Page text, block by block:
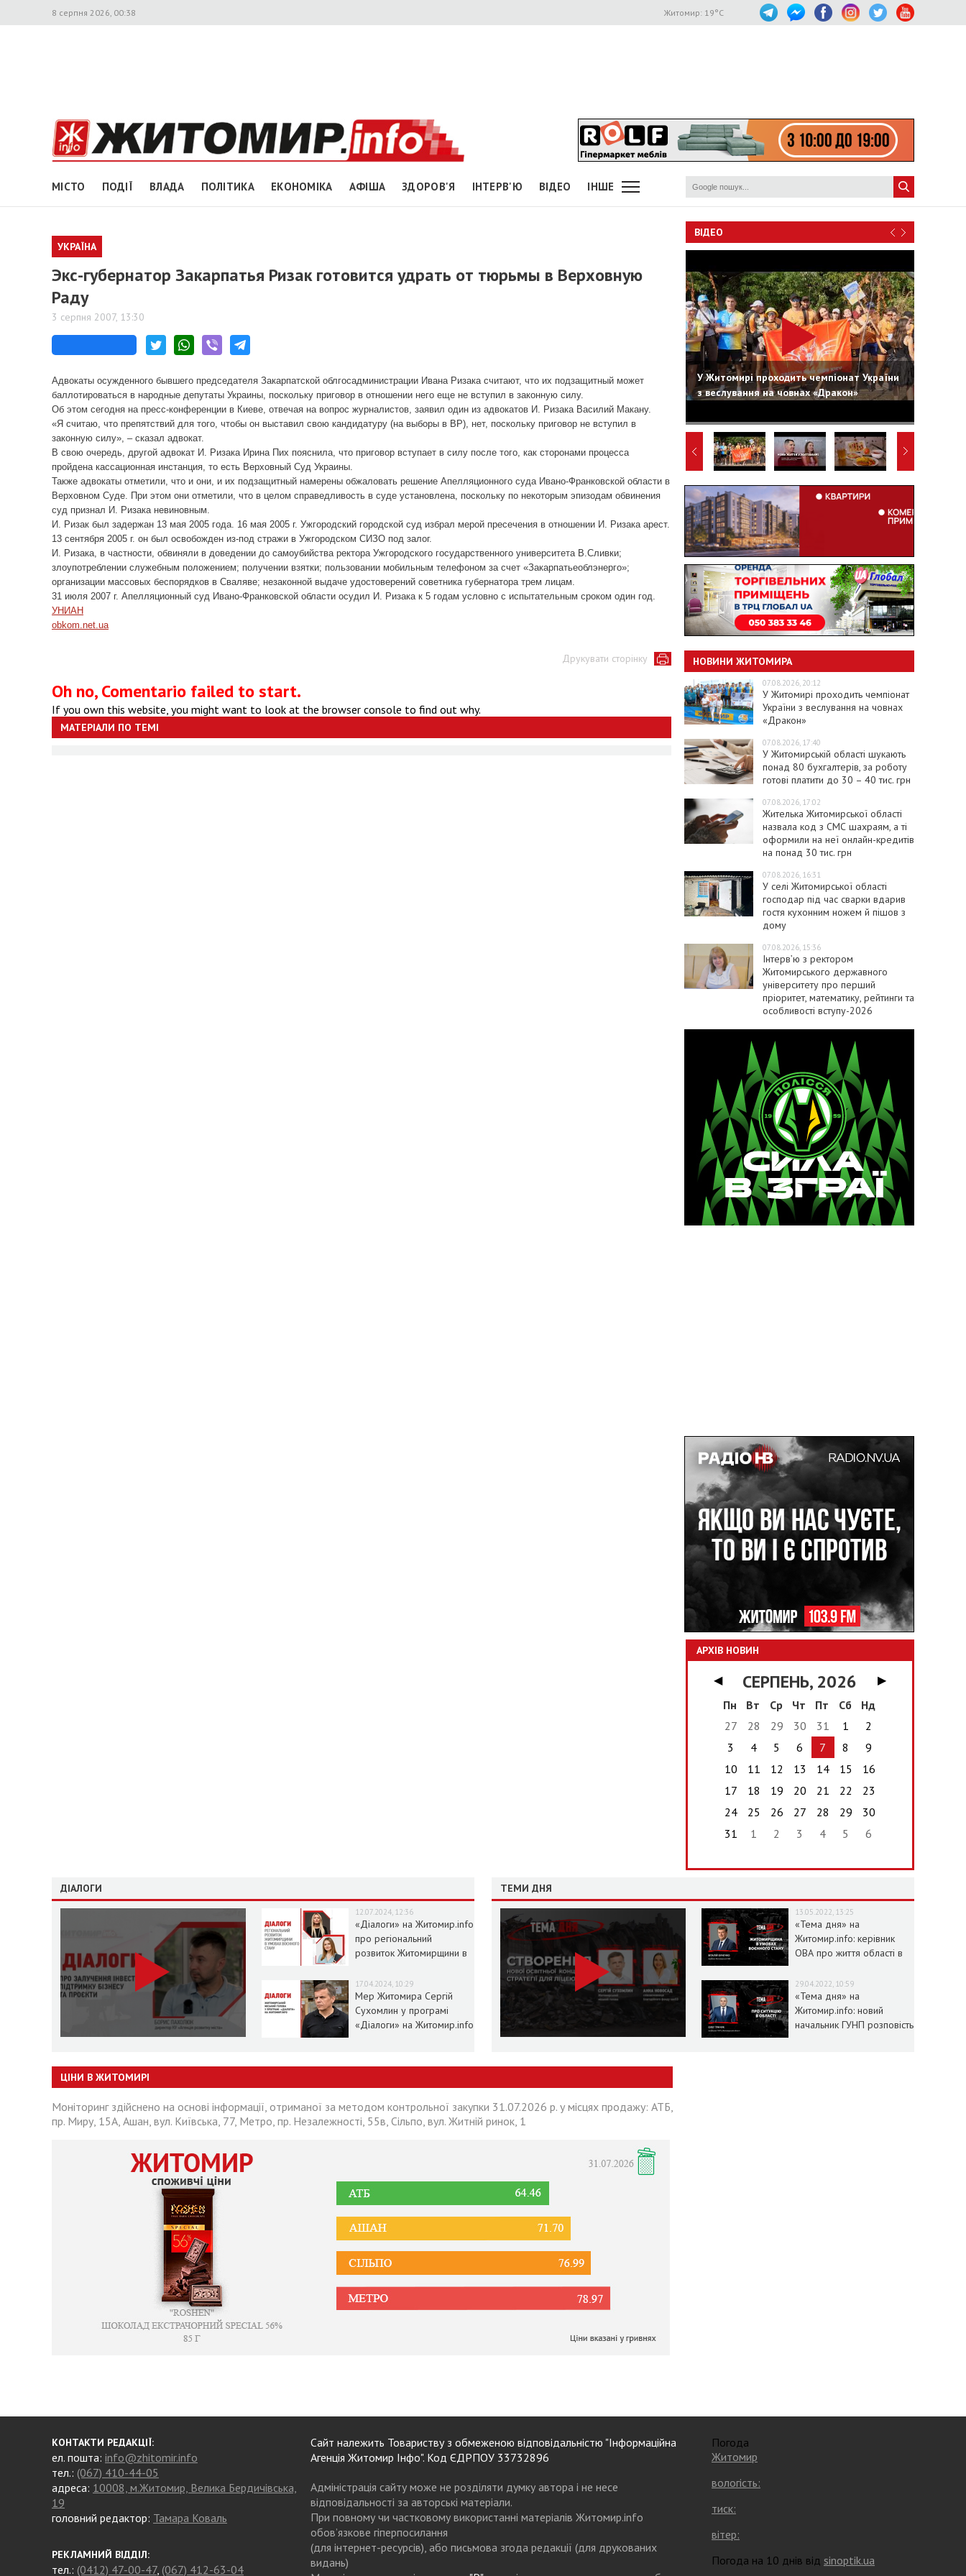
8 серпня 2026, 00:38 Житомир: 19°C
МІСТО ПОДІЇ ВЛАДА ПОЛІТИКА ЕКОНОМІКА АФІША ЗДОРОВ'Я ІНТЕРВ'Ю ВІДЕО ІНШЕ
УКРАЇНА
Экс-губернатор Закарпатья Ризак готовится удрать от тюрьмы в Верховную
Раду
3 серпня 2007, 13:30
Адвокаты осужденного бывшего председателя Закарпатской облгосадминистрации Ивана Ризака считают, что их подзащитный может
баллотироваться в народные депутаты Украины, поскольку приговор в отношении него еще не вступил в законную силу.
Об этом сегодня на пресс-конференции в Киеве, отвечая на вопрос журналистов, заявил один из адвокатов И. Ризака Василий Макану.
«Я считаю, что препятствий для того, чтобы он выставил свою кандидатуру (на выборы в ВР), нет, поскольку приговор не вступил в
законную силу», – сказал адвокат.
В свою очередь, другой адвокат И. Ризака Ирина Пих пояснила, что приговор вступает в силу после того, как сторонами процесса
пройдена кассационная инстанция, то есть Верховный Суд Украины.
Также адвокаты отметили, что и они, и их подзащитный намерены обжаловать решение Апелляционного суда Ивано-Франковской области в
Верховном Суде. При этом они отметили, что в целом справедливость в суде установлена, поскольку по некоторым эпизодам обвинения
суд признал И. Ризака невиновным.
И. Ризак был задержан 13 мая 2005 года. 16 мая 2005 г. Ужгородский городской суд избрал мерой пресечения в отношении И. Ризака арест.
13 сентября 2005 г. он был освобожден из-под стражи в Ужгородском СИЗО под залог.
И. Ризака, в частности, обвиняли в доведении до самоубийства ректора Ужгородского государственного университета В.Сливки;
злоупотреблении служебным положением; получении взятки; пользовании мобильным телефоном за счет «Закарпатьеоблэнерго»;
организации массовых беспорядков в Сваляве; незаконной выдаче удостоверений советника губернатора трем лицам.
31 июля 2007 г. Апелляционный суд Ивано-Франковской области осудил И. Ризака к 5 годам условно с испытательным сроком один год.
УНИАН
obkom.net.ua
Друкувати сторінку
Oh no, Comentario failed to start.
If you own this website, you might want to look at the browser console to find out why.
МАТЕРІАЛИ ПО ТЕМІ
ВІДЕО
У Житомирі проходить чемпіонат України
з веслування на човнах «Дракон»
НОВИНИ ЖИТОМИРА
07.08.2026, 20:12
У Житомирі проходить чемпіонат
України з веслування на човнах
«Дракон»
07.08.2026, 17:40
У Житомирській області шукають
понад 80 бухгалтерів, за роботу
готові платити до 30 – 40 тис. грн
07.08.2026, 17:02
Жителька Житомирської області
назвала код з СМС шахраям, а ті
оформили на неї онлайн-кредитів
на понад 30 тис. грн
07.08.2026, 16:31
У селі Житомирської області
господар під час сварки вдарив
гостя кухонним ножем й пішов з
дому
07.08.2026, 15:36
Інтерв’ю з ректором
Житомирського державного
університету про перший
пріоритет, математику, рейтинги та
особливості вступу-2026
АРХІВ НОВИН
◀ СЕРПЕНЬ, 2026
▶
Пн
Вт Ср Чт Пт Сб
Нд
27
28 29 30 31 1
2
3
4 5 6 7 8
9
10
11 12 13 14 15
16
17
18 19 20 21 22
23
24
25 26 27 28 29
30
31
1 2 3 4 5 6
ДІАЛОГИ
12.07.2024, 12:36
«Діалоги» на Житомир.info
про регіональний
розвиток Житомирщини в
17.04.2024, 10:29
Мер Житомира Сергій
Сухомлин у програмі
«Діалоги» на Житомир.info
ТЕМИ ДНЯ
13.05.2022, 13:25
«Тема дня» на
Житомир.info: керівник
ОВА про життя області в
29.04.2022, 10:59
«Тема дня» на
Житомир.info: новий
начальник ГУНП розповість
ЦІНИ В ЖИТОМИРІ
Моніторинг здійснено на основі інформації, отриманої за методом контрольної закупки 31.07.2026 р. у місцях продажу: АТБ,
пр. Миру, 15А, Ашан, вул. Київська, 77, Метро, пр. Незалежності, 55в, Сільпо, вул. Житній ринок, 1
КОНТАКТИ РЕДАКЦІЇ:
ел. пошта: info@zhitomir.info
тел.: (067) 410-44-05
адреса: 10008, м.Житомир, Велика Бердичівська,
19
головний редактор: Тамара Коваль
РЕКЛАМНИЙ ВІДДІЛ:
тел.: (0412) 47-00-47, (067) 412-63-04
Сайт належить Товариству з обмеженою відповідальністю "Інформаційна
Агенція Житомир Інфо". Код ЄДРПОУ 33732896
Адміністрація сайту може не розділяти думку автора і не несе
відповідальності за авторські матеріали.
При повному чи частковому використанні матеріалів Житомир.info
обов’язкове гіперпосилання
(для інтернет-ресурсів), або письмова згода редакції (для друкованих
видань)
Погода
Житомир
вологість:
тиск:
вітер:
Погода на 10 днів від sinoptik.ua